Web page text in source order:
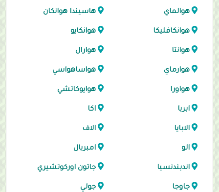
هوالماي هاسيندا هوانكان
هوانكافليكا هوانكايو
هوانتا هوارال
هوارماي هواساهواسي
هواورا هوايوكاتشي
ابريا اكا
الابايا الاف
الو امبريال
اندبندنسيا جاتون اوركوتشيري
جاوجا جولي